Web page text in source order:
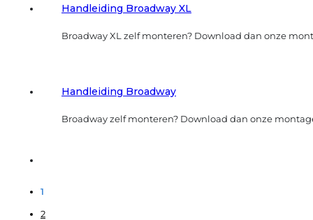
Handleiding Broadway XL
Broadway XL zelf monteren? Download dan onze
Handleiding Broadway
Broadway zelf monteren? Download dan onze
1
2